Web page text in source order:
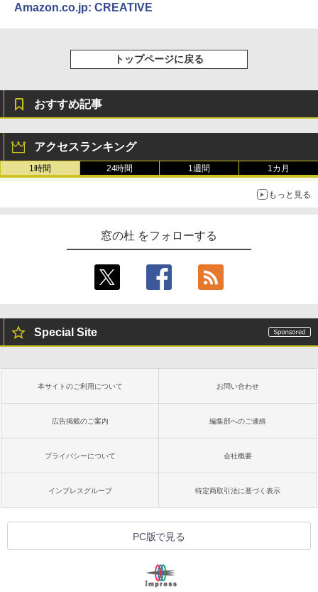
Amazon.co.jp: CREATIVE
トップページに戻る
おすすめ記事
アクセスランキング
1時間 24時間 1週間 1カ月
もっと見る
窓の杜 をフォローする
Special Site
本サイトのご利用について お問い合わせ
広告掲載のご案内 編集部へのご連絡
プライバシーについて 会社概要
インプレスグループ 特定商取引法に基づく表示
PC版で見る